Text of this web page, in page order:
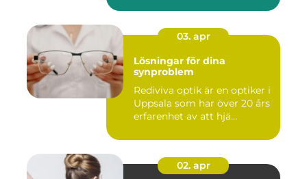
03. apr
Lösningar för dina
synproblem
Rediviva optik är en optiker i
Uppsala som har över 20 års
erfarenhet av att hjä...
02. apr